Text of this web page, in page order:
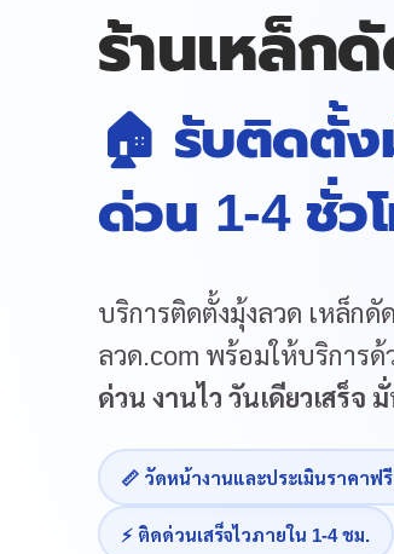
ร้านเหล็ก
🏠 รับติดตั้
ด่วน 1-4 ชั่ว
บริการติดตั้งมุ้งลวด เหล็ก
ลวด.com พร้อมให้บริการ
ด่วน งานไว วันเดียวเสร็
📏 วัดหน้างานและประเมินราคาฟรี
⚡ ติดด่วนเสร็จไวภายใน 1-4 ชม.